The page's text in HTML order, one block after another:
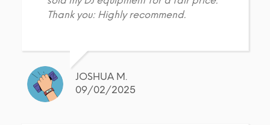
Thank you: Highly recommend.
JOSHUA M.
09/02/2025